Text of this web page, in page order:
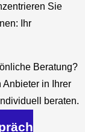
Sie
Ihr
Beratung?
Anbieter in Ihrer
beraten.